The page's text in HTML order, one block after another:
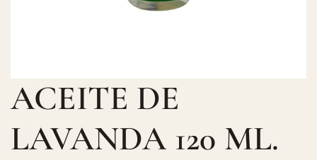
Skip
to
beginning
ACEITE DE
LAVANDA 120 ML.